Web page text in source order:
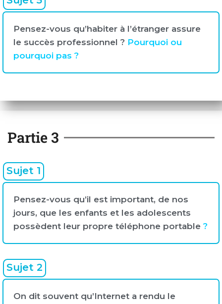
Pensez-vous qu’habiter à l’étranger assure
le succès professionnel ? Pourquoi ou
pourquoi pas ?
Partie 3
Sujet 1
Pensez-vous qu’il est important, de nos
jours, que les enfants et les adolescents
possèdent leur propre téléphone portable?
Sujet 2
On dit souvent qu’Internet a rendu le